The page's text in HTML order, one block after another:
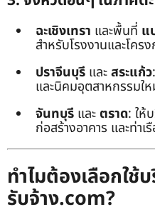
ฉะเชิงเทรา และพื้นที่ แ
สำหรับโรงงานและโคร
ปราจีนบุรี และสระแก้ว
และนิคมอุตสาหกรรมใ
จันทบุรี และ ตราด: ให้
ก่อสร้างอาคาร และท่าเ
ทำไมต้องเลือกใช้
รับจ้าง.com?